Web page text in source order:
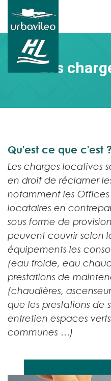
Les
Qu'est ce que c'est
Les charges locatives
en droit de réclamer
notamment les
locataires en
sous forme de
peuvent couvrir selon
équipements les
(eau froide, eau
prestations de
(chaudières,
que les prestations de
entretien espaces
communes …)